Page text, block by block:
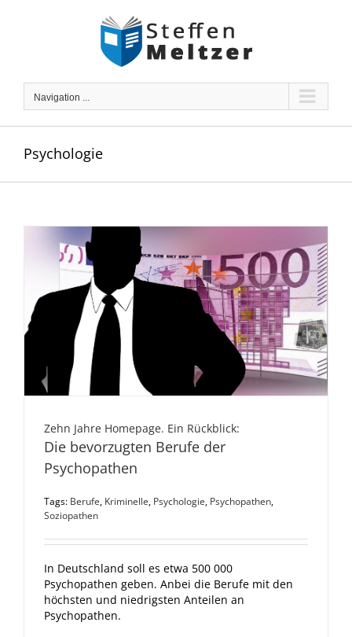
Navigation ...
Psychologie
Zehn Jahre Homepage. Ein Rückblick:
Die bevorzugten Berufe der
Psychopathen
Tags: Berufe, Kriminelle, Psychologie, Psychopathen,
Soziopathen
In Deutschland soll es etwa 500 000
Psychopathen geben. Anbei die Berufe mit den
höchsten und niedrigsten Anteilen an
Psychopathen.